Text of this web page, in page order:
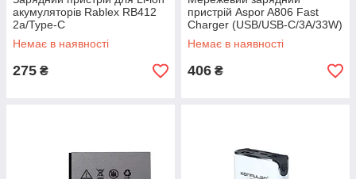
акумуляторів Rablex RB412
2a/Type-C
Немає в наявності
275 ₴
пристрій Aspor A806 Fast
Charger (USB/USB-C/3A/33W)
— білий
Немає в наявності
406 ₴